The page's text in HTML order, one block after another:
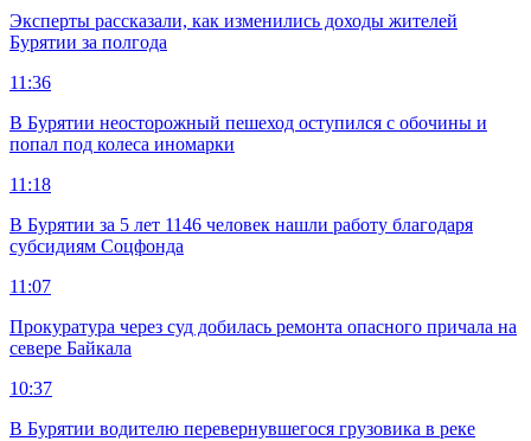
Эксперты рассказали, как изменились доходы жителей
Бурятии за полгода
11:36
В Бурятии неосторожный пешеход оступился с обочины и
попал под колеса иномарки
11:18
В Бурятии за 5 лет 1146 человек нашли работу благодаря
субсидиям Соцфонда
11:07
Прокуратура через суд добилась ремонта опасного причала на
севере Байкала
10:37
В Бурятии водителю перевернувшегося грузовика в реке